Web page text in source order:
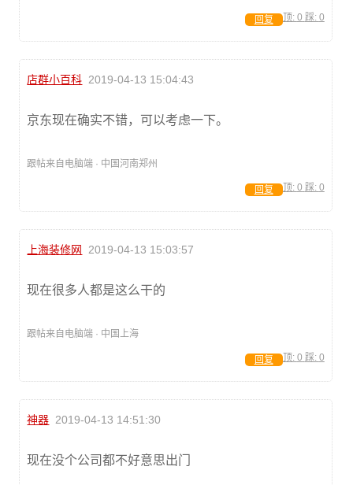
顶: 0 踩: 0
回复
店群小百科 2019-04-13 15:04:43
京东现在确实不错，可以考虑一下。
跟帖来自电脑端 · 中国河南郑州
顶: 0 踩: 0
回复
上海装修网 2019-04-13 15:03:57
现在很多人都是这么干的
跟帖来自电脑端 · 中国上海
顶: 0 踩: 0
回复
神器 2019-04-13 14:51:30
现在没个公司都不好意思出门